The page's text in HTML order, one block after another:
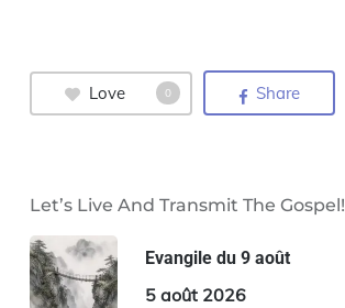
Love 0 Share
Let’s Live And Transmit The Gospel!
Evangile du 9 août
5 août 2026